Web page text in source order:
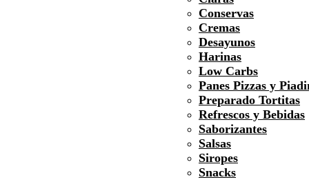
Conservas
Cremas
Desayunos
Harinas
Low Carbs
Panes Pizzas y
Preparado Tortitas
Refrescos y Bebidas
Saborizantes
Salsas
Siropes
Snacks